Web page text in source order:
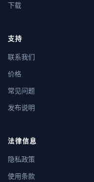
下载
支持
联系我们
价格
常见问题
发布说明
法律信息
隐私政策
使用条款